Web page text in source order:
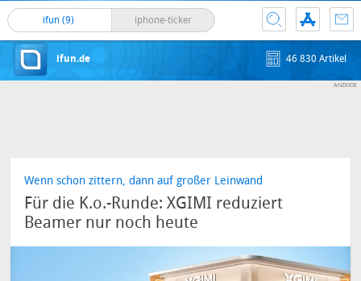
ifun (9) iphone-ticker
ifun.de 46 830 Artikel
Wenn schon zittern, dann auf großer Leinwand
Für die K.o.-Runde: XGIMI reduziert
Beamer nur noch heute